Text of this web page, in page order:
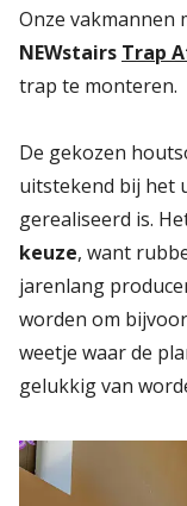
Onze vakmannen
NEWstairs Trap
trap te monteren.
De gekozen
uitstekend bij het
gerealiseerd is.
keuze, want
jarenlang
worden om
weetje waar de
gelukkig van